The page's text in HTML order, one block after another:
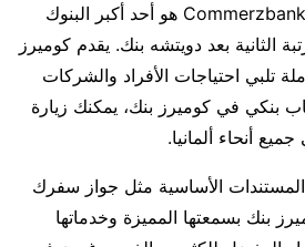
Commerzbank هو أحد أكبر البنوك
الثانية بعد دويتشه بنك. يقدم كوميرز
تلبي احتياجات الأفراد والشركات
بنكي في كوميرز بنك، يمكنك زيارة
أنحاء ألمانيا.
الأساسية مثل جواز سفرك
بنك بسمعتها المميزة وخدماتها